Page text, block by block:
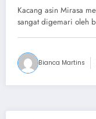
Kacang asin Mirasa
sangat digemari oleh
Bianca Martins